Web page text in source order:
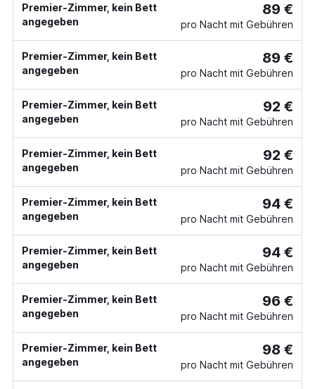
Premier-Zimmer, kein Bett
angegeben
89 €
pro Nacht mit Gebühren
Premier-Zimmer, kein Bett
angegeben
89 €
pro Nacht mit Gebühren
Premier-Zimmer, kein Bett
angegeben
92 €
pro Nacht mit Gebühren
Premier-Zimmer, kein Bett
angegeben
92 €
pro Nacht mit Gebühren
Premier-Zimmer, kein Bett
angegeben
94 €
pro Nacht mit Gebühren
Premier-Zimmer, kein Bett
angegeben
94 €
pro Nacht mit Gebühren
Premier-Zimmer, kein Bett
angegeben
96 €
pro Nacht mit Gebühren
Premier-Zimmer, kein Bett
angegeben
98 €
pro Nacht mit Gebühren